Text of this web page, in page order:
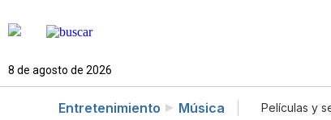
8 de agosto de 2026
Entretenimiento Música Películas y